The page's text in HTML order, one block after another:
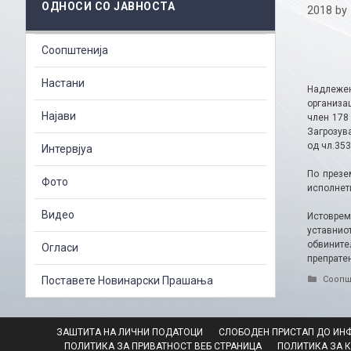
2018 by
член
од
По
ОДНОСИ СО ЈАВНОСТА
Соопштенија
Настани
Најави
Интервјуа
Фото
Видео
Огласи
Поставете Новинарски Прашања
ЗАШТИТА НА ЛИЧНИ ПОДАТОЦИ СЛОБОДЕН ПРИСТАП ДО
ПОЛИТИКА ЗА ПРИВАТНОСТ ВЕБ СТРАНИЦА
ПОЛИТИКА ЗА